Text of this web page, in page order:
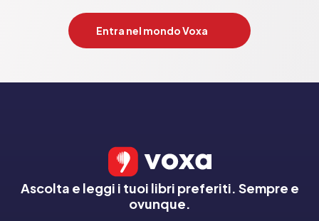
Entra nel mondo Voxa
Ascolta e leggi i tuoi libri preferiti. Sempre e
ovunque.